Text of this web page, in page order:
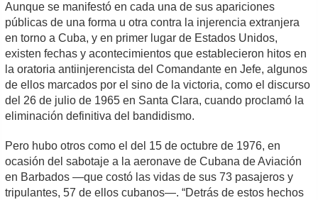
Aunque se manifestó en cada una de sus apariciones
públicas de una forma u otra contra la injerencia extranjera
en torno a Cuba, y en primer lugar de Estados Unidos,
existen fechas y acontecimientos que establecieron hitos en
la oratoria antiinjerencista del Comandante en Jefe, algunos
de ellos marcados por el sino de la victoria, como el discurso
del 26 de julio de 1965 en Santa Clara, cuando proclamó la
eliminación definitiva del bandidismo.
Pero hubo otros como el del 15 de octubre de 1976, en
ocasión del sabotaje a la aeronave de Cubana de Aviación
en Barbados —que costó las vidas de sus 73 pasajeros y
tripulantes, 57 de ellos cubanos—. “Detrás de estos hechos